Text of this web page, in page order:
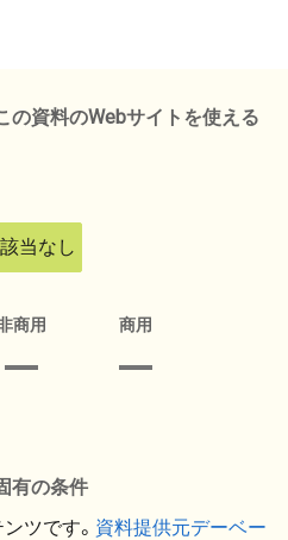
の資料のWebサイトを使える
該当なし
商用 商用
有の条件
ツです。 資料提供元デーベー